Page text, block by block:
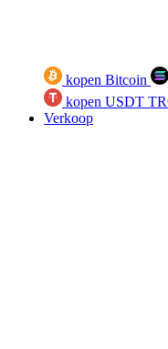
kopen Bitcoin
kopen USDT
Verkoop